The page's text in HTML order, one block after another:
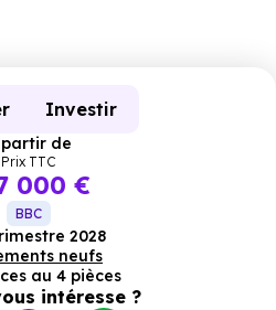
Investir
de
Prix TTC
000 €
BBC
2028
neufs
au 4 pièces
intéresse ?